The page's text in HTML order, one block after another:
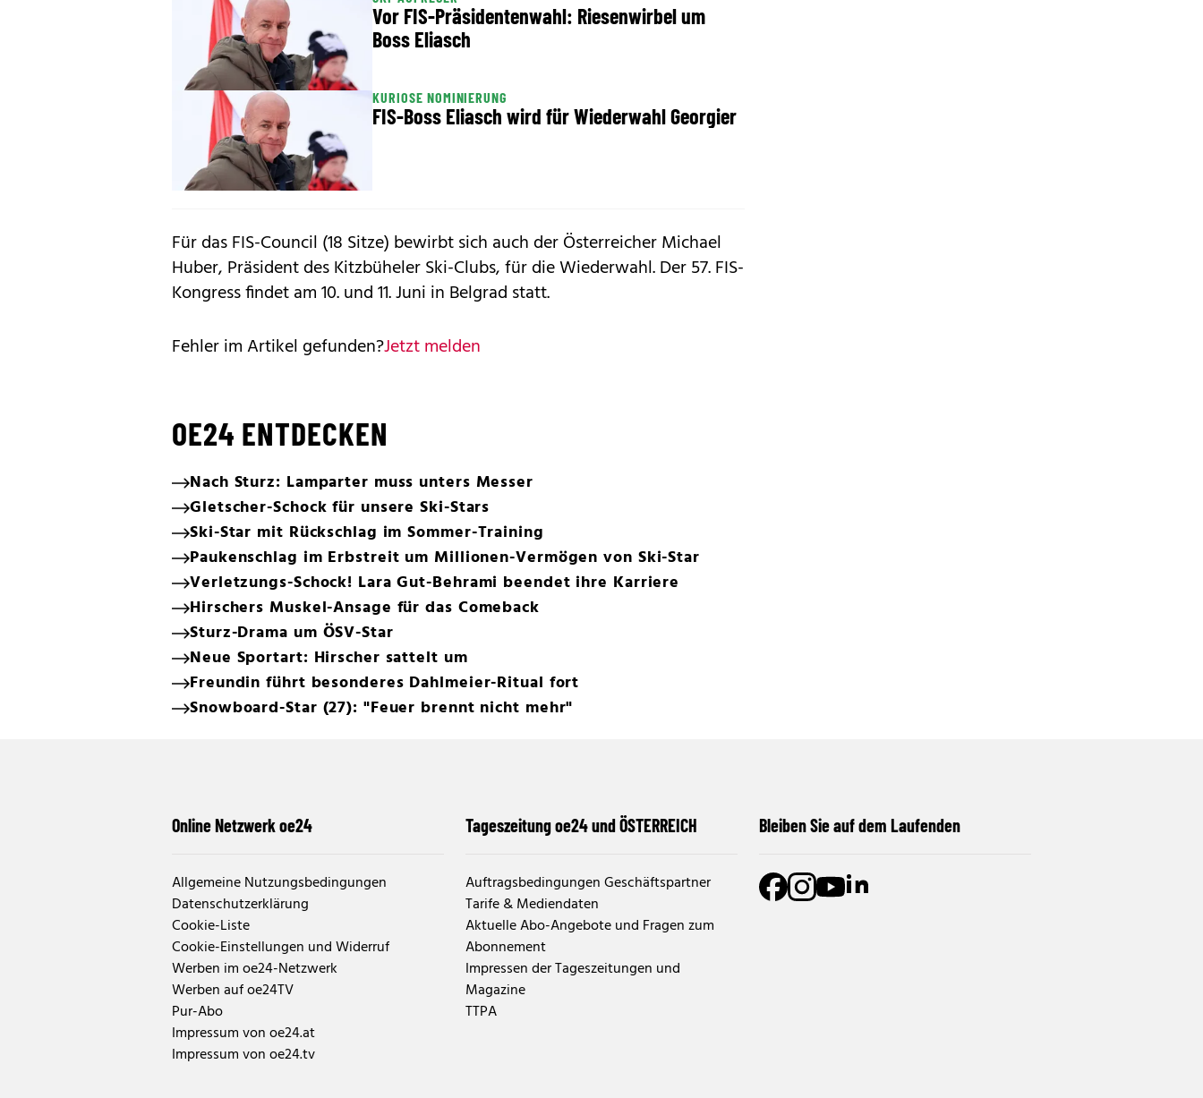
Vor FIS-Präsidentenwahl: Riesenwirbel um
Boss Eliasch
KURIOSE NOMINIERUNG
FIS-Boss Eliasch wird für Wiederwahl Georgier
Für das FIS-Council (18 Sitze) bewirbt sich auch der Österreicher Michael
Huber, Präsident des Kitzbüheler Ski-Clubs, für die Wiederwahl. Der 57. FIS-
Kongress findet am 10. und 11. Juni in Belgrad statt.
Fehler im Artikel gefunden?Jetzt melden
OE24 ENTDECKEN
Nach Sturz: Lamparter muss unters Messer
Gletscher-Schock für unsere Ski-Stars
Ski-Star mit Rückschlag im Sommer-Training
Paukenschlag im Erbstreit um Millionen-Vermögen von Ski-Star
Verletzungs-Schock! Lara Gut-Behrami beendet ihre Karriere
Hirschers Muskel-Ansage für das Comeback
Sturz-Drama um ÖSV-Star
Neue Sportart: Hirscher sattelt um
Freundin führt besonderes Dahlmeier-Ritual fort
Snowboard-Star (27): "Feuer brennt nicht mehr"
Online Netzwerk oe24
Allgemeine Nutzungsbedingungen
Datenschutzerklärung
Cookie-Liste
Cookie-Einstellungen und Widerruf
Werben im oe24-Netzwerk
Werben auf oe24TV
Pur-Abo
Impressum von oe24.at
Impressum von oe24.tv
Tageszeitung oe24 und ÖSTERREICH
Auftragsbedingungen Geschäftspartner
Tarife & Mediendaten
Aktuelle Abo-Angebote und Fragen zum
Abonnement
Impressen der Tageszeitungen und
Magazine
TTPA
Bleiben Sie auf dem Laufenden